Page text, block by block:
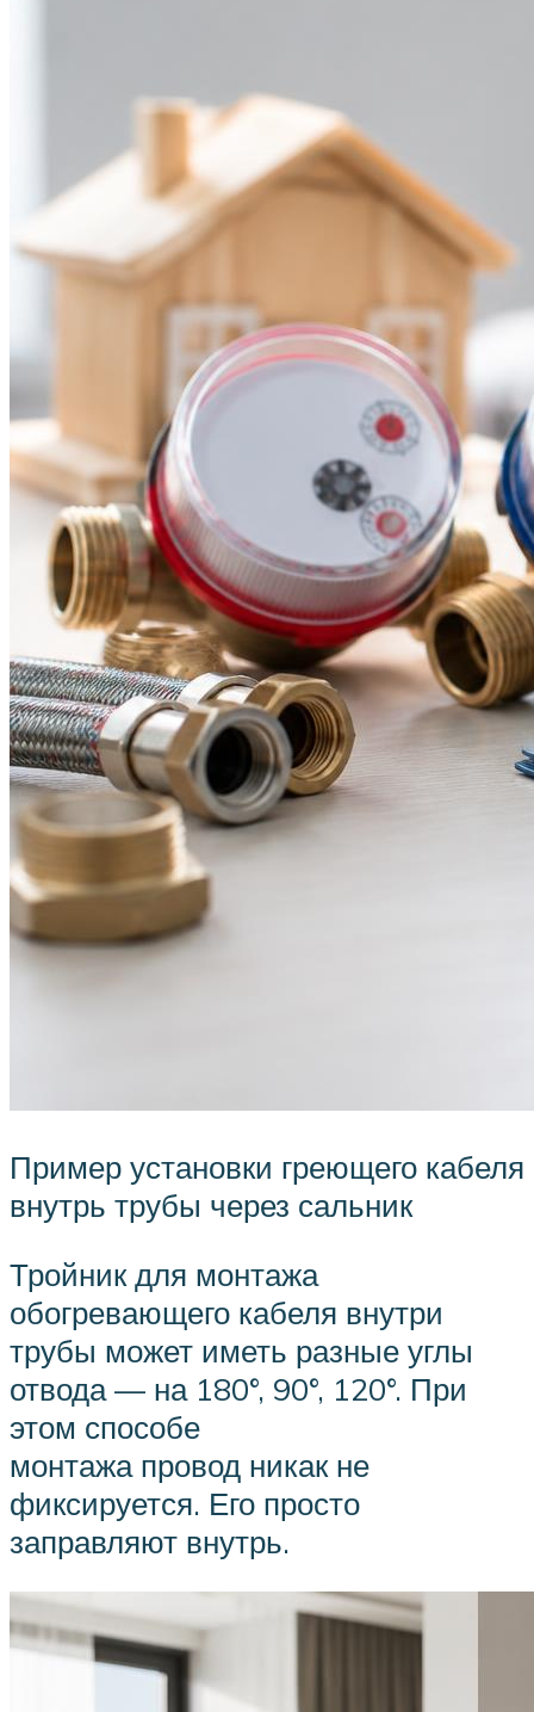
Пример установки греющего кабеля
внутрь трубы через сальник
Тройник для монтажа
обогревающего кабеля внутри
трубы может иметь разные углы
отвода — на 180°, 90°, 120°. При
этом способе
монтажа провод никак не
фиксируется. Его просто
заправляют внутрь.